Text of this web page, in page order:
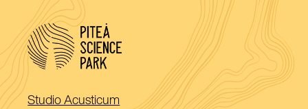
Studio Acusticum (Öppnas